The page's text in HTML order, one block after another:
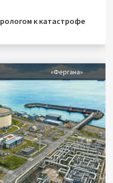
к катастрофе
«Фергана»